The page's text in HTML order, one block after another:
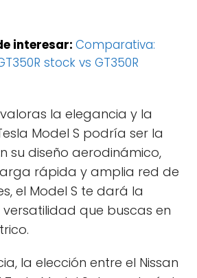
interesar: Comparativa:
stock vs GT350R
la elegancia y la
Model S podría ser la
su diseño aerodinámico,
rápida y amplia red de
el Model S te dará la
que buscas en
la elección entre el Nissan